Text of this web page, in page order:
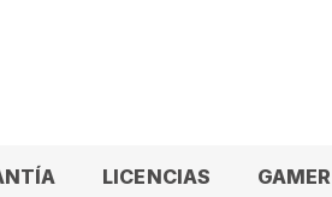
LICENCIAS GAMER